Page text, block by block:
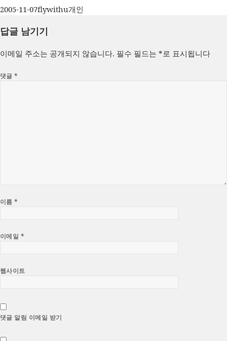
작
일
2005-11-07글
이
flywithu카
개인
답글 남기기
이메일 주소는 공개되지 않습니다. 필수 필드는 *로 표시됩니다
댓글*
이름*
이메일 *
웹사이트
댓글 알림 이메일 받기